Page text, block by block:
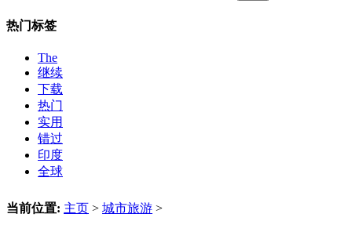
热门标签
The
继续
下载
热门
实用
错过
印度
全球
当前位置: 主页 > 城市旅游 >